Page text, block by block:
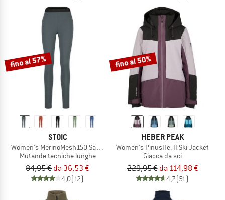
fino al 57%
STOIC
Women's MerinoMesh150 SadjemSt. Long Pants
Mutande tecniche lunghe
84,95 € da 36,53 €
4,0(12)
fino al 50%
HEBER PEAK
Women's PinusHe. II Ski Jacket
Giacca da sci
229,95 € da 114,98 €
4,7(51)